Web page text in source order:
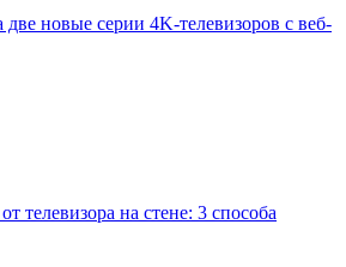
новые серии 4K-телевизоров с веб-
телевизора на стене: 3 способа